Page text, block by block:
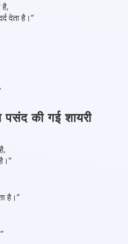
है,
देता है।”
की गई शायरी
है।”